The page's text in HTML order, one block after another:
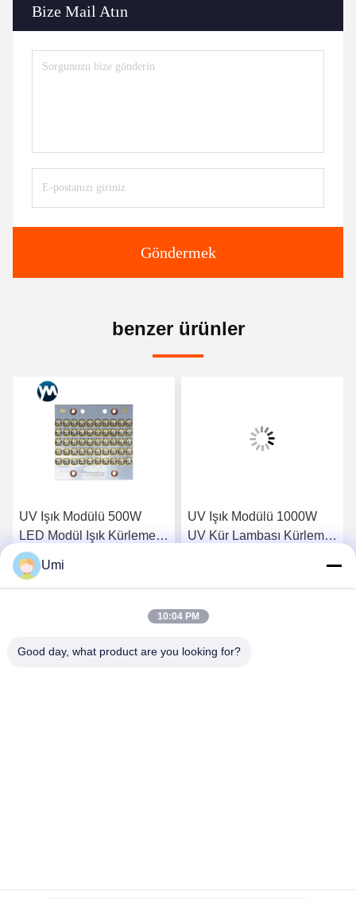
Bize Mail Atın
Göndermek
benzer ürünler
UV Işık Modülü 500W
LED Modül Işık Kürleme
LED UV Su Soğutma UV
LED 395nm
En İyi Fiyatı Alın
UV Işık Modülü 1000W
UV Kür Lambası Kürleme
En İyi Fiyatı Alın
Umi
10:04 PM
Good day, what product are you looking for?